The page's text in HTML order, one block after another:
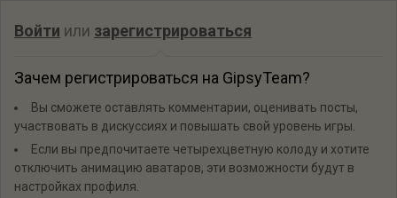
Войти или зарегистрироваться
Зачем регистрироваться на GipsyTeam?
Вы сможете оставлять комментарии, оценивать посты,
участвовать в дискуссиях и повышать свой уровень игры.
Если вы предпочитаете четырехцветную колоду и хотите
отключить анимацию аватаров, эти возможности будут в
настройках профиля.